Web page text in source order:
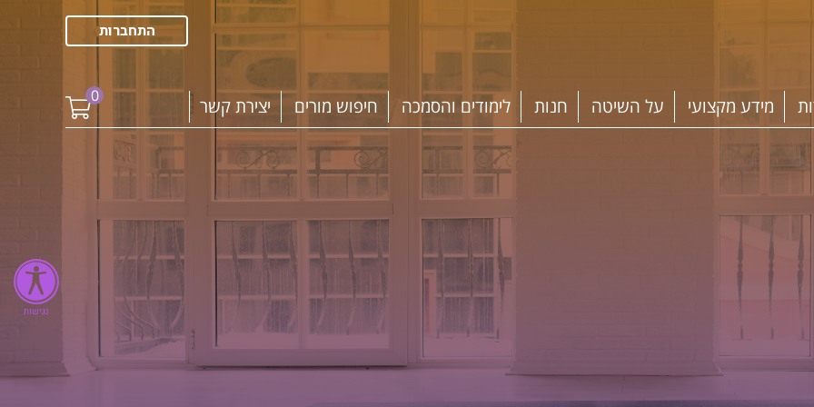
התחברות
מידע מקצועי על השיטה חנות לימודים והסמכה חיפוש מורים יצירת קשר 0